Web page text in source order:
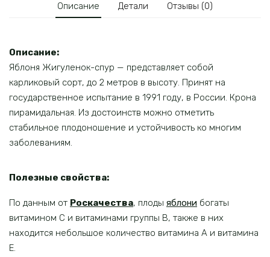
Описание Детали Отзывы (0)
Описание:
Яблоня Жигуленок-спур — представляет собой
карликовый сорт, до 2 метров в высоту. Принят на
государственное испытание в 1991 году, в России. Крона
пирамидальная. Из достоинств можно отметить
стабильное плодоношение и устойчивость ко многим
заболеваниям.
Полезные свойства:
По данным от Роскачества, плоды яблони богаты
витамином С и витаминами группы В, также в них
находится небольшое количество витамина А и витамина
Е.